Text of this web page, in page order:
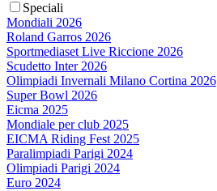
Speciali
Mondiali 2026
Roland Garros 2026
Sportmediaset Live Riccione 2026
Scudetto Inter 2026
Olimpiadi Invernali Milano Cortina 2026
Super Bowl 2026
Eicma 2025
Mondiale per club 2025
EICMA Riding Fest 2025
Paralimpiadi Parigi 2024
Olimpiadi Parigi 2024
Euro 2024